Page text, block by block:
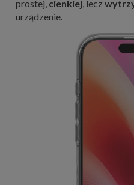
prostej, cienkiej , lecz
urządzenie.